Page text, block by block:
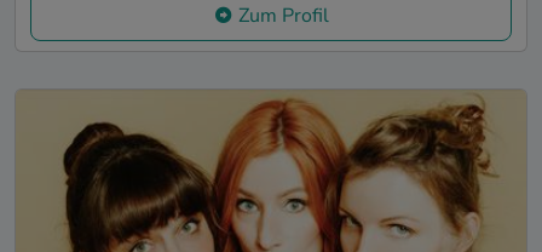
Zum Profil